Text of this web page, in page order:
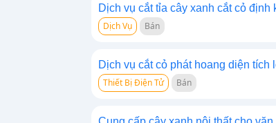
Dịch vụ cắt tỉa cây xanh cắt cỏ
Dịch Vụ Bán
Dịch vụ cắt cỏ phát hoang diện
Thiết Bị Điện Tử Bán